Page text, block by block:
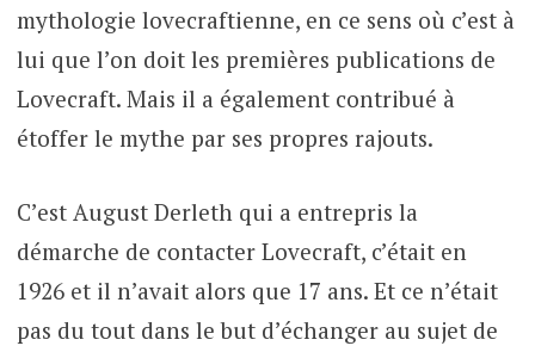
mythologie lovecraftienne, en ce sens où c’est à
lui que l’on doit les premières publications de
Lovecraft. Mais il a également contribué à
étoffer le mythe par ses propres rajouts.
C’est August Derleth qui a entrepris la
démarche de contacter Lovecraft, c’était en
1926 et il n’avait alors que 17 ans. Et ce n’était
pas du tout dans le but d’échanger au sujet de